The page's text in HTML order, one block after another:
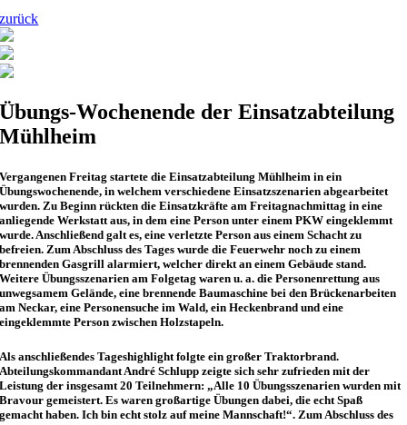
zurück
Übungs-Wochenende der Einsatzabteilung
Mühlheim
Vergangenen Freitag startete die Einsatzabteilung Mühlheim in ein
Übungswochenende, in welchem verschiedene Einsatzszenarien abgearbeitet
wurden. Zu Beginn rückten die Einsatzkräfte am Freitagnachmittag in eine
anliegende Werkstatt aus, in dem eine Person unter einem PKW eingeklemmt
wurde. Anschließend galt es, eine verletzte Person aus einem Schacht zu
befreien. Zum Abschluss des Tages wurde die Feuerwehr noch zu einem
brennenden Gasgrill alarmiert, welcher direkt an einem Gebäude stand.
Weitere Übungsszenarien am Folgetag waren u. a. die Personenrettung aus
unwegsamem Gelände, eine brennende Baumaschine bei den Brückenarbeiten
am Neckar, eine Personensuche im Wald, ein Heckenbrand und eine
eingeklemmte Person zwischen Holzstapeln.
Als anschließendes Tageshighlight folgte ein großer Traktorbrand.
Abteilungskommandant André Schlupp zeigte sich sehr zufrieden mit der
Leistung der insgesamt 20 Teilnehmern: „Alle 10 Übungsszenarien wurden mit
Bravour gemeistert. Es waren großartige Übungen dabei, die echt Spaß
gemacht haben. Ich bin echt stolz auf meine Mannschaft!“. Zum Abschluss des